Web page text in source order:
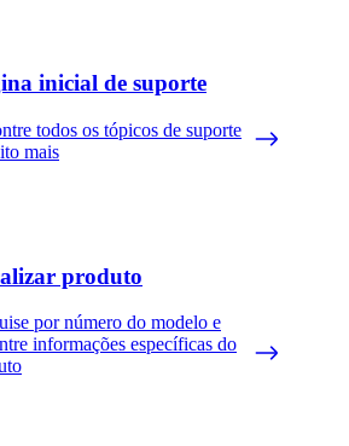
inicial de suporte
todos os tópicos de suporte
mais
produto
por número do modelo e
informações específicas do